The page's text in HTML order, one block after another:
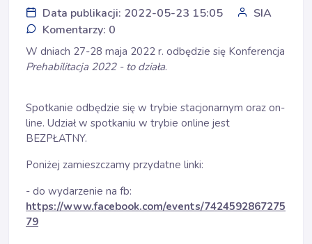
Data publikacji: 2022-05-23 15:05
SIA
Komentarzy: 0
W dniach 27-28 maja 2022 r. odbędzie się Konferencja
Prehabilitacja 2022 - to działa.
Spotkanie odbędzie się w trybie stacjonarnym oraz on-
line. Udział w spotkaniu w trybie online jest
BEZPŁATNY.
Poniżej zamieszczamy przydatne linki:
- do wydarzenie na fb:
https://www.facebook.com/events/7424592867275
79